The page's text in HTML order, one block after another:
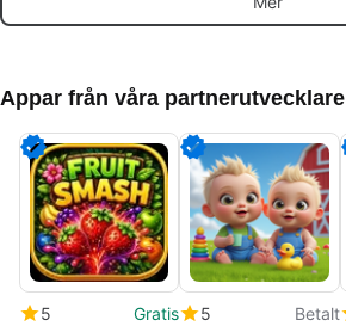
Appar från våra partnerutvecklare
5
Gratis
5
Betalt